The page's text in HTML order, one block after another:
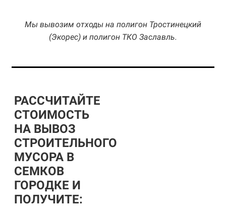
Мы вывозим отходы на полигон Тростинецкий
(Экорес) и полигон ТКО Заславль.
РАССЧИТАЙТЕ
СТОИМОСТЬ
НА ВЫВОЗ
СТРОИТЕЛЬНОГО
МУСОРА В
СЕМКОВ
ГОРОДКЕ И
ПОЛУЧИТЕ: